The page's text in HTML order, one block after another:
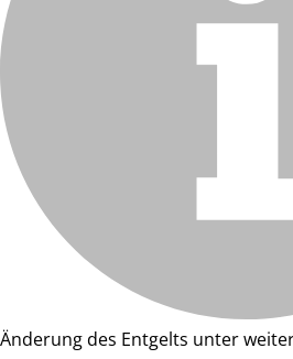
Änderung des Entgelts unter